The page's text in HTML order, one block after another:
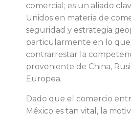
y
M
é
x
comercial; es un aliado
Unidos en materia de
seguridad y estrategia
particularmente en lo que
contrarrestar la
proveniente de China,
Europea.
Dado que el comercio
México es tan vital, la